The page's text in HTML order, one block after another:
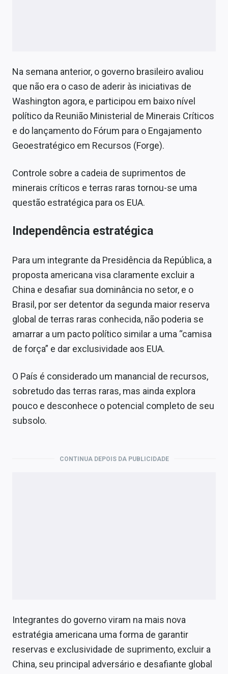
Na semana anterior, o governo brasileiro avaliou
que não era o caso de aderir às iniciativas de
Washington agora, e participou em baixo nível
político da Reunião Ministerial de Minerais Críticos
e do lançamento do Fórum para o Engajamento
Geoestratégico em Recursos (Forge).
Controle sobre a cadeia de suprimentos de
minerais críticos e terras raras tornou-se uma
questão estratégica para os EUA.
Independência estratégica
Para um integrante da Presidência da República, a
proposta americana visa claramente excluir a
China e desafiar sua dominância no setor, e o
Brasil, por ser detentor da segunda maior reserva
global de terras raras conhecida, não poderia se
amarrar a um pacto político similar a uma “camisa
de força” e dar exclusividade aos EUA.
O País é considerado um manancial de recursos,
sobretudo das terras raras, mas ainda explora
pouco e desconhece o potencial completo de seu
subsolo.
CONTINUA DEPOIS DA PUBLICIDADE
Integrantes do governo viram na mais nova
estratégia americana uma forma de garantir
reservas e exclusividade de suprimento, excluir a
China, seu principal adversário e desafiante global